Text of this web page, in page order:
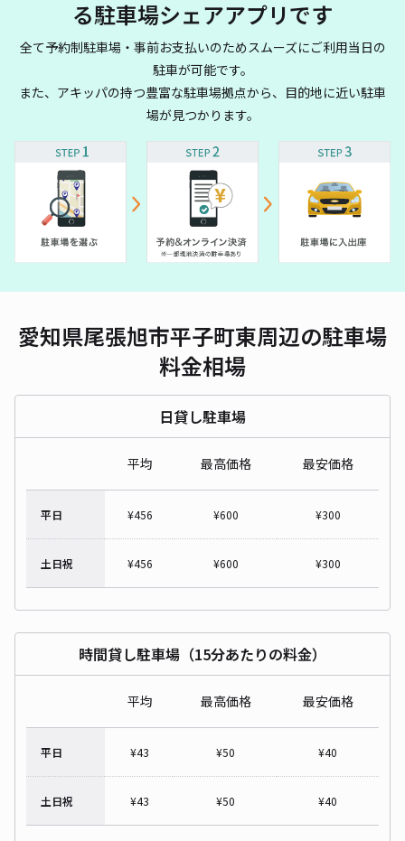
る駐車場シェアアプリです
全て予約制駐車場・事前お支払いのためスムーズにご利用当日の
駐車が可能です。
また、アキッパの持つ豊富な駐車場拠点から、目的地に近い駐車
場が見つかります。
愛知県尾張旭市平子町東周辺の駐車場
料金相場
日貸し駐車場
平均 最高価格 最安価格
平日 ¥456 ¥600 ¥300
土日祝 ¥456 ¥600 ¥300
時間貸し駐車場（15分あたりの料金）
平均 最高価格 最安価格
平日 ¥43 ¥50 ¥40
土日祝 ¥43 ¥50 ¥40